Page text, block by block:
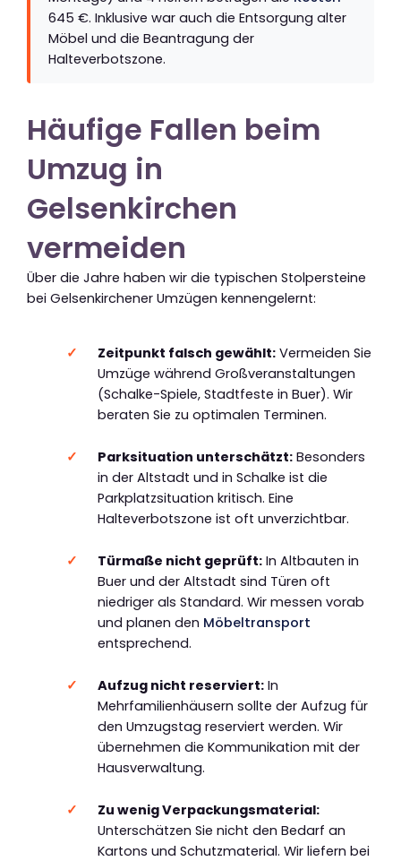
645 €. Inklusive war auch die Entsorgung alter
Möbel und die Beantragung der
Halteverbotszone.
Häufige Fallen beim
Umzug in
Gelsenkirchen
vermeiden
Über die Jahre haben wir die typischen Stolpersteine
bei Gelsenkirchener Umzügen kennengelernt:
Zeitpunkt falsch gewählt:Vermeiden Sie
Umzüge während Großveranstaltungen
(Schalke-Spiele, Stadtfeste in Buer). Wir
beraten Sie zu optimalen Terminen.
Parksituation unterschätzt:Besonders
in der Altstadt und in Schalke ist die
Parkplatzsituation kritisch. Eine
Halteverbotszone ist oft unverzichtbar.
Türmaße nicht geprüft:In Altbauten in
Buer und der Altstadt sind Türen oft
niedriger als Standard. Wir messen vorab
und planen den Möbeltransport
entsprechend.
Aufzug nicht reserviert:In
Mehrfamilienhäusern sollte der Aufzug für
den Umzugstag reserviert werden. Wir
übernehmen die Kommunikation mit der
Hausverwaltung.
Zu wenig Verpackungsmaterial:
Unterschätzen Sie nicht den Bedarf an
Kartons und Schutzmaterial. Wir liefern bei